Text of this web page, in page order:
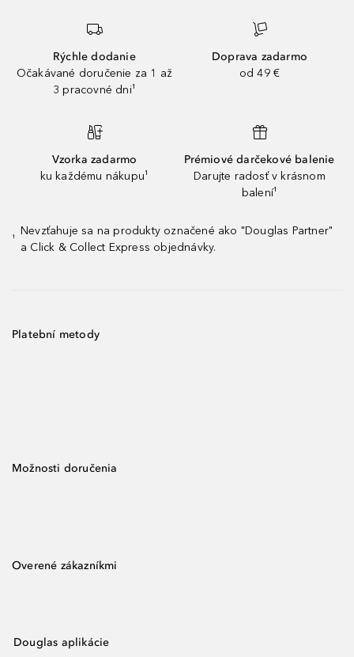
Rýchle dodanie
Očakávané doručenie za 1 až
3 pracovné dni¹
Doprava zadarmo
od 49 €
Vzorka zadarmo
ku každému nákupu¹
Prémiové darčekové balenie
Darujte radosť v krásnom
balení¹
¹
Nevzťahuje sa na produkty označené ako "Douglas Partner"
a Click & Collect Express objednávky.
Platební metody
Možnosti doručenia
Overené zákazníkmi
Douglas aplikácie